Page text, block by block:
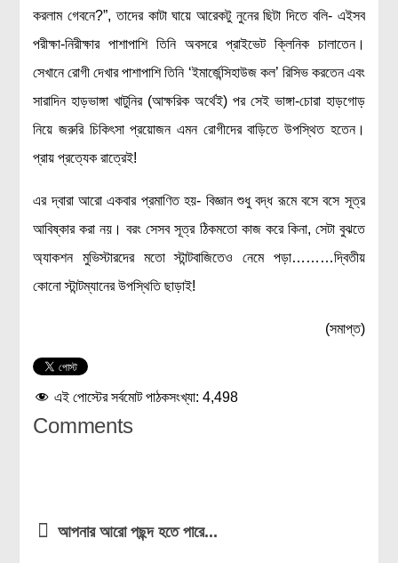
করলাম গেবনে?”, তাদের কাটা ঘায়ে আরেকটু নুনের ছিটা দিতে বলি- এইসব
পরীক্ষা-নিরীক্ষার পাশাপাশি তিনি অবসরে প্রাইভেট ক্লিনিক চালাতেন।
সেখানে রোগী দেখার পাশাপাশি তিনি ‘ইমার্জেন্সিহাউজ কল’ রিসিভ করতেন এবং
সারাদিন হাড়ভাঙ্গা খাটুনির (আক্ষরিক অর্থেই) পর সেই ভাঙ্গা-চোরা হাড়গোড়
নিয়ে জরুরি চিকিৎসা প্রয়োজন এমন রোগীদের বাড়িতে উপস্থিত হতেন।
প্রায় প্রত্যেক রাত্রেই!
এর দ্বারা আরো একবার প্রমাণিত হয়- বিজ্ঞান শুধু বদ্ধ রূমে বসে বসে সূত্র
আবিষ্কার করা নয়। বরং সেসব সূত্র ঠিকমতো কাজ করে কিনা, সেটা বুঝতে
অ্যাকশন মুভিস্টারদের মতো স্টান্টবাজিতেও নেমে পড়া………দ্বিতীয়
কোনো স্টান্টম্যানের উপস্থিতি ছাড়াই!
(সমাপ্ত)
এই পোস্টের সর্বমোট পাঠকসংখ্যা:4,498
Comments
আপনার আরো পছন্দ হতে পারে...